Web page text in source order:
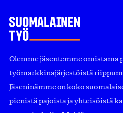
Olemme jäsentemme omistama
työmarkkinajärjestöistä
Jäseninämme on koko
pienistä pajoista ja yhteisöistä